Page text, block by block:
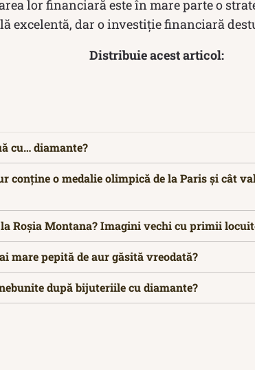
lor financiară este în mare parte o
excelentă, dar o investiție financiară
Distribuie acest articol:
cu… diamante?
conține o medalie olimpică de la Paris și cât
Roșia Montana? Imagini vechi cu primii
mare pepită de aur găsită vreodată?
după bijuteriile cu diamante?